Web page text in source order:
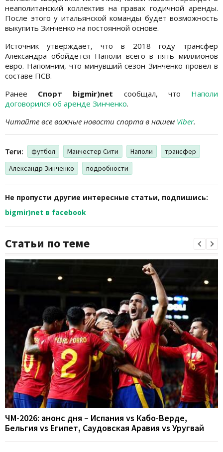
неаполитанский коллектив на правах годичной аренды.
После этого у итальянской команды будет возможность
выкупить Зинченко на постоянной основе.
Источник утверждает, что в 2018 году трансфер
Александра обойдется Наполи всего в пять миллионов
евро. Напомним, что минувший сезон Зинченко провел в
составе ПСВ.
Ранее Спорт bigmir)net сообщал, что Наполи
договорился об аренде Зинченко.
Читайте все важные новости спорта в нашем Viber.
Теги: футбол Манчестер Сити Наполи
трансфер
Александр Зинченко
подробности
Не пропусти другие интересные статьи, подпишись:
bigmir)net в facebook
Статьи по теме
ЧМ-2026: анонс дня – Испания vs Кабо-Верде,
Бельгия vs Египет, Саудовская Аравия vs Уругвай